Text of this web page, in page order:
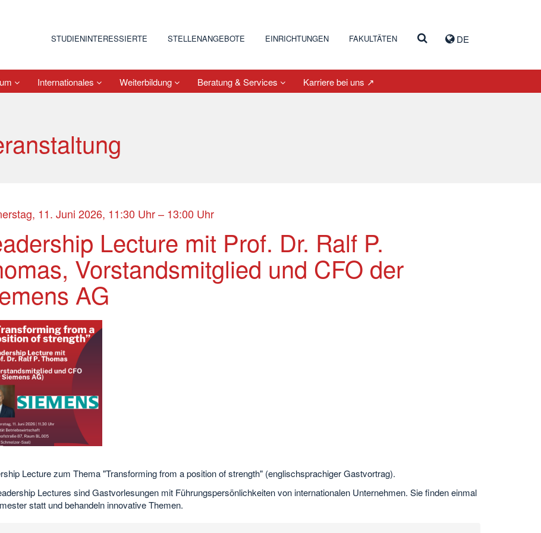
DE
STUDIENINTERESSIERTE STELLENANGEBOTE EINRICHTUNGEN FAKULTÄTEN
Internationales Weiterbildung Beratung & Services Karriere bei uns ↗
11. Juni 2026, 11:30 Uhr – 13:00 Uhr
Lecture mit Prof. Dr. Ralf P.
Vorstandsmitglied und CFO der
AG
Lecture zum Thema "Transforming from a position of strength" (englischsprachiger Gastvortrag).
Lectures sind Gastvorlesungen mit Führungspersönlichkeiten von internationalen Unternehmen. Sie finden einmal
statt und behandeln innovative Themen.